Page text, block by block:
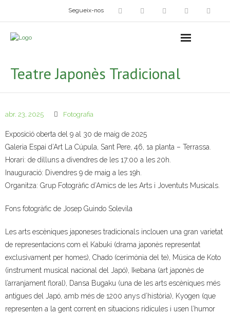
Segueix-nos
- Exposicions
- Espai Niu – Residències artístiques
Grup Fotogràfic
- Muntatges presentats
Jazz Terrassa
- Nova Jazz Cava
Teatre Japonès Tradicional
abr. 23, 2025 Fotografia
Exposició oberta del 9 al 30 de maig de 2025
Galeria Espai d’Art La Cúpula, Sant Pere, 46, 1a planta – Terrassa.
Horari: de dilluns a divendres de les 17:00 a les 20h.
Inauguració: Divendres 9 de maig a les 19h.
Organitza: Grup Fotogràfic d’Amics de les Arts i Joventuts Musicals.
Fons fotogràfic de Josep Guindo Solevila
Les arts escèniques japoneses tradicionals inclouen una gran varietat
de representacions com el Kabuki (drama japonès representat
exclusivament per homes), Chado (cerimònia del te), Música de Koto
(instrument musical nacional del Japó), Ikebana (art japonès de
l’arranjament floral), Dansa Bugaku (una de les arts escèniques més
antigues del Japó, amb més de 1200 anys d’història), Kyogen (que
representen a la gent corrent en situacions ridícules i usen l’humor